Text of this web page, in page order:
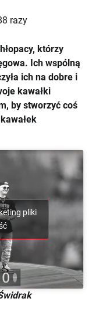
razy
którzy
Ich wspólną
ich na dobre i
kawałki
by stworzyć coś
pliki